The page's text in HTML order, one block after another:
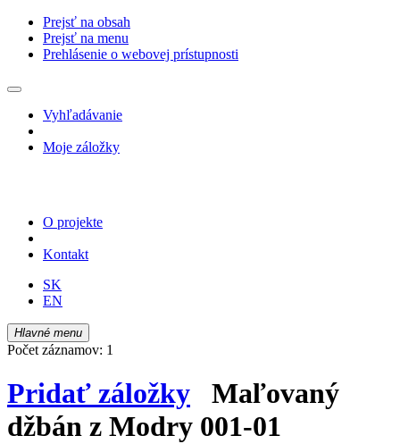
Prejsť na obsah
Prejsť na menu
Prehlásenie o webovej prístupnosti
Vyhľadávanie
Moje záložky
O projekte
Kontakt
SK
EN
Hlavné menu
Počet záznamov: 1
Pridať záložky Maľovaný
džbán z Modry 001-01